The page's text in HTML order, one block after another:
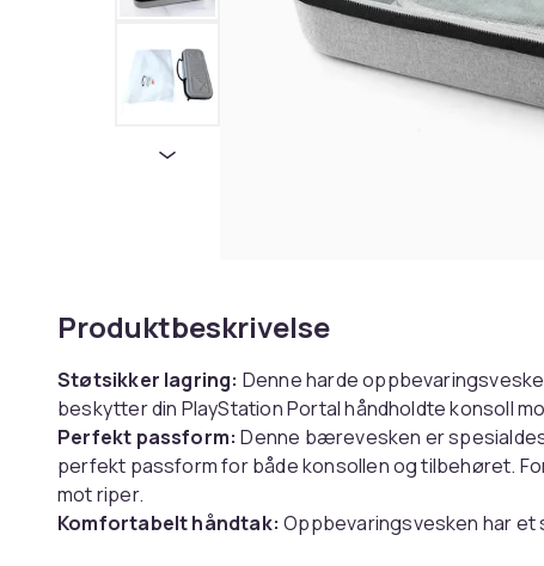
Produktbeskrivelse
Støtsikker lagring: Denne harde
beskytter din PlayStation Portal håndholdte konsoll
Perfekt passform: Denne bærevesken er
perfekt passform for både konsollen og tilbehøret.
mot riper.
Komfortabelt håndtak: Oppbevaringsvesken har
rundt. Ta PlayStation Portal med deg uansett hvor du